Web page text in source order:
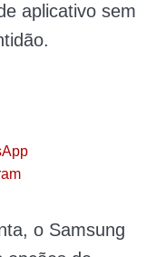
aplicativo sem
o Samsung